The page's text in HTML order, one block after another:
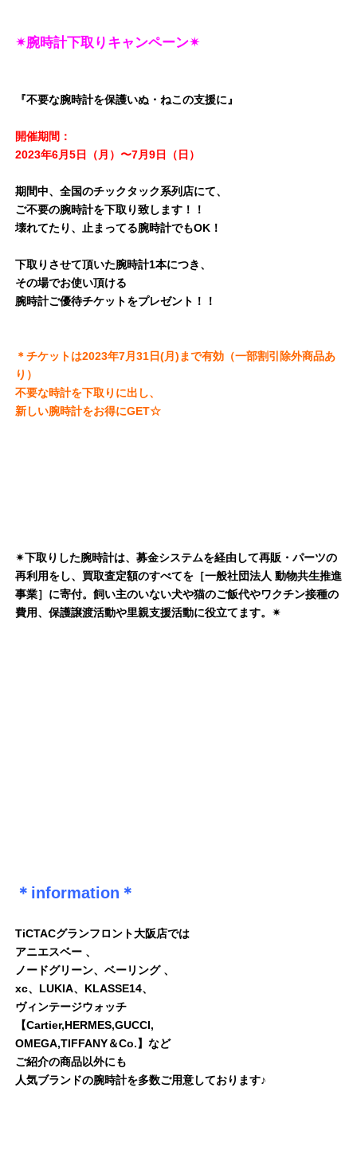
✴︎腕時計下取りキャンペーン✴︎
『不要な腕時計を保護いぬ・ねこの支援に』
開催期間：
2023年6月5日（月）〜7月9日（日）
期間中、全国のチックタック系列店にて、
ご不要の腕時計を下取り致します！！
壊れてたり、止まってる腕時計でもOK！
下取りさせて頂いた腕時計1本につき、
その場でお使い頂ける
腕時計ご優待チケットをプレゼント！！
＊チケットは2023年7月31日(月)まで有効（一部割引除外商品あ
り）
不要な時計を下取りに出し、
新しい腕時計をお得にGET☆
✴︎下取りした腕時計は、募金システムを経由して再販・パーツの
再利用をし、買取査定額のすべてを［一般社団法人 動物共生推進
事業］に寄付。飼い主のいない犬や猫のご飯代やワクチン接種の
費用、保護譲渡活動や里親支援活動に役立てます。✴︎
＊information＊
TiCTACグランフロント大阪店では
アニエスベー 、
ノードグリーン、ベーリング 、
xc、LUKIA、KLASSE14、
ヴィンテージウォッチ
【Cartier,HERMES,GUCCI,
OMEGA,TlFFANY＆Co.】など
ご紹介の商品以外にも
人気ブランドの腕時計を多数ご用意しております♪